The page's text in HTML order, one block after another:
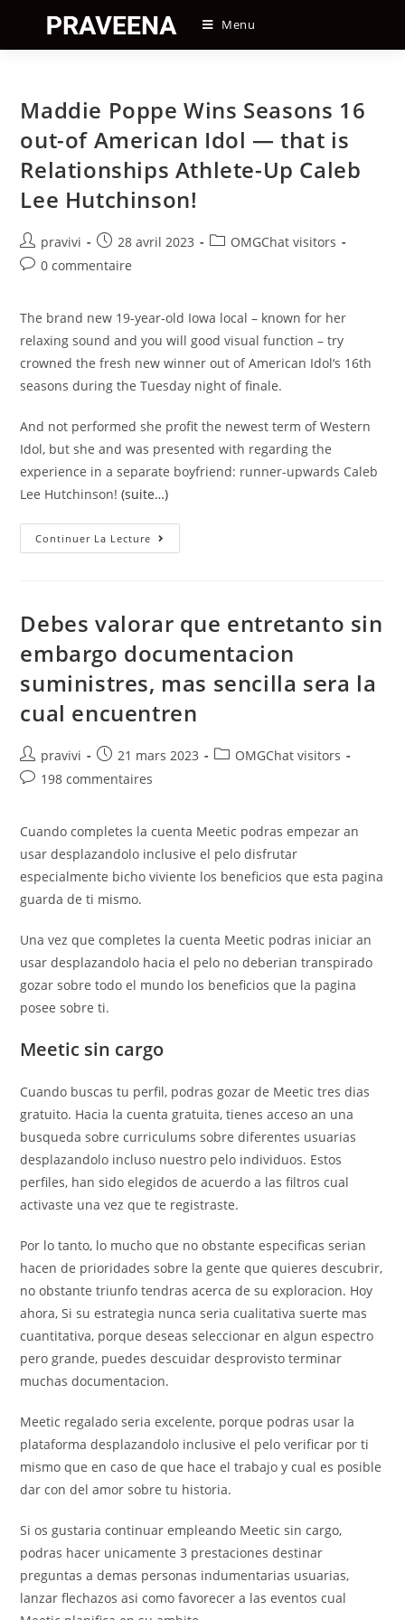
content
Menu
Maddie Poppe Wins Seasons 16
out-of American Idol — that is
Relationships Athlete-Up Caleb
Lee Hutchinson!
Auteur/autrice
de
pravivi
Post
published:
28 avril 2023
PostOMGChat visitors
Post0 commentaire
The brand new 19-year-old Iowa local – known for her
relaxing sound and you will good visual function – try
crowned the fresh new winner out of American Idol‘s 16th
seasons during the Tuesday night of finale.
And not performed she profit the newest term of Western
Idol, but she and was presented with regarding the
experience in a separate boyfriend: runner-upwards Caleb
Lee Hutchinson!(suite…)
Continuer La Lecture Maddie
Poppe
American
—
That
Relationships
Athlete-
Up
Hutchinson!
Debes valorar que entretanto sin
embargo documentacion
suministres, mas sencilla sera la
cual encuentren
Auteur/autrice
de
pravivi
Post
published:
21 mars 2023
PostOMGChat visitors
Post198 commentaires
Cuando completes la cuenta Meetic podras empezar an
usar desplazandolo inclusive el pelo disfrutar
especialmente bicho viviente los beneficios que esta pagina
guarda de ti mismo.
Una vez que completes la cuenta Meetic podras iniciar an
usar desplazandolo hacia el pelo no deberian transpirado
gozar sobre todo el mundo los beneficios que la pagina
posee sobre ti.
Meetic sin cargo
Cuando buscas tu perfil, podras gozar de Meetic tres dias
gratuito. Hacia la cuenta gratuita, tienes acceso an una
busqueda sobre curriculums sobre diferentes usuarias
desplazandolo incluso nuestro pelo individuos. Estos
perfiles, han sido elegidos de acuerdo a las filtros cual
activaste una vez que te registraste.
Por lo tanto, lo mucho que no obstante especificas serian
hacen de prioridades sobre la gente que quieres descubrir,
no obstante triunfo tendras acerca de su exploracion. Hoy
ahora, Si su estrategia nunca seri­a cualitativa suerte mas
cuantitativa, porque deseas seleccionar en algun espectro
pero grande, puedes descuidar desprovisto terminar
muchas documentacion.
Meetic regalado seri­a excelente, porque podras usar la
plataforma desplazandolo inclusive el pelo verificar por ti
mismo que en caso de que hace el trabajo y cual es posible
dar con del amor sobre tu historia.
Si os gustaria continuar empleando Meetic sin cargo,
podras hacer unicamente 3 prestaciones destinar
preguntas a demas personas indumentarias usuarias,
lanzar flechazos asi­ como favorecer a las eventos cual